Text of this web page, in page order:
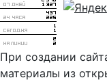
При создании
материалы из